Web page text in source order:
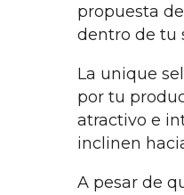
propuesta
dentro de tu
La unique
por tu
atractivo e
inclinen
A pesar de